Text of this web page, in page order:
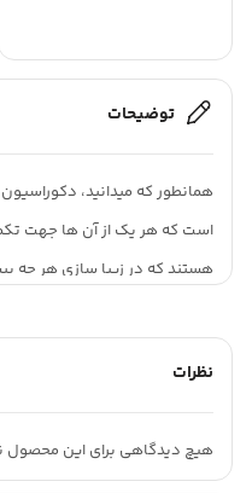
توضیحات
همانطور که میدانید،
است که هر یک از آن ها جهت
هستند که در زیبا سازی هر چه
در این گروه
توسط یک عدد پیچ بر روی
در طرح های مختلف میباشند.
نظرات
هیچ دیدگاهی برای این